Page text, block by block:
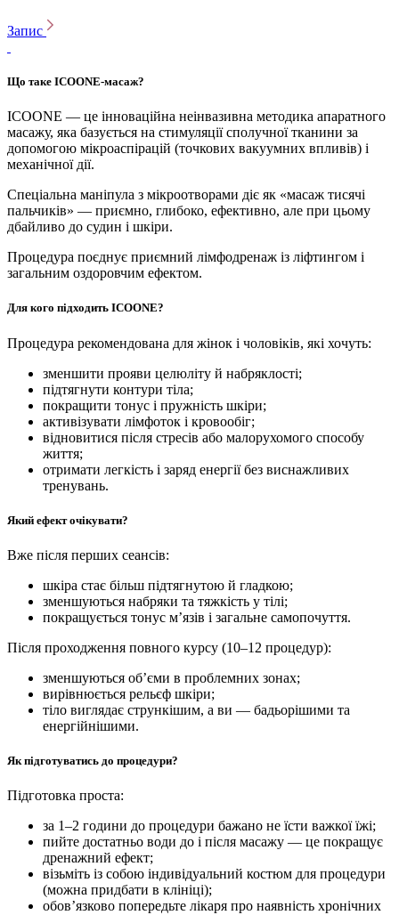
Запис
Що таке ICOONE-масаж?
ICOONE — це інноваційна неінвазивна методика апаратного
масажу, яка базується на стимуляції сполучної тканини за
допомогою мікроаспірацій (точкових вакуумних впливів) і
механічної дії.
Спеціальна маніпула з мікроотворами діє як «масаж тисячі
пальчиків» — приємно, глибоко, ефективно, але при цьому
дбайливо до судин і шкіри.
Процедура поєднує приємний лімфодренаж із ліфтингом і
загальним оздоровчим ефектом.
Для кого підходить ICOONE?
Процедура рекомендована для жінок і чоловіків, які хочуть:
зменшити прояви целюліту й набряклості;
підтягнути контури тіла;
покращити тонус і пружність шкіри;
активізувати лімфоток і кровообіг;
відновитися після стресів або малорухомого способу
життя;
отримати легкість і заряд енергії без виснажливих
тренувань.
Який ефект очікувати?
Вже після перших сеансів:
шкіра стає більш підтягнутою й гладкою;
зменшуються набряки та тяжкість у тілі;
покращується тонус м’язів і загальне самопочуття.
Після проходження повного курсу (10–12 процедур):
зменшуються об’єми в проблемних зонах;
вирівнюється рельєф шкіри;
тіло виглядає стрункішим, а ви — бадьорішими та
енергійнішими.
Як підготуватись до процедури?
Підготовка проста:
за 1–2 години до процедури бажано не їсти важкої їжі;
пийте достатньо води до і після масажу — це покращує
дренажний ефект;
візьміть із собою індивідуальний костюм для процедури
(можна придбати в клініці);
обовʼязково попередьте лікаря про наявність хронічних